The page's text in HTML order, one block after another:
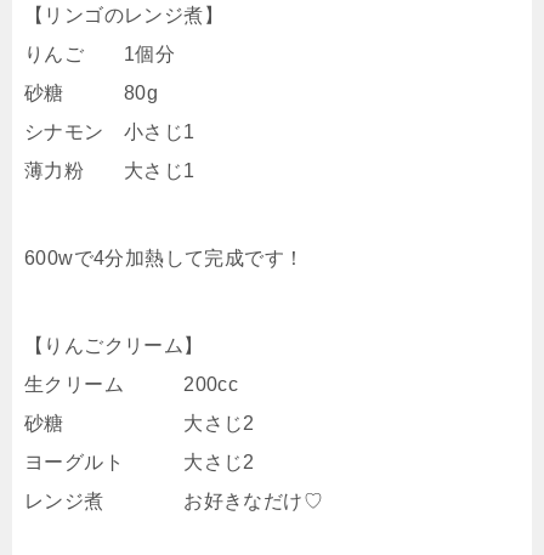
【リンゴのレンジ煮】
りんご 1個分
砂糖 80g
シナモン 小さじ1
薄力粉 大さじ1
600wで4分加熱して完成です！
【りんごクリーム】
生クリーム 200cc
砂糖 大さじ2
ヨーグルト 大さじ2
レンジ煮 お好きなだけ♡